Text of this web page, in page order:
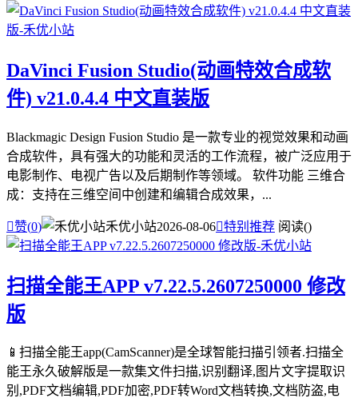
DaVinci Fusion Studio(动画特效合成软
件) v21.0.4.4 中文直装版
Blackmagic Design Fusion Studio 是一款专业的视觉效果和动画
合成软件，具有强大的功能和灵活的工作流程，被广泛应用于
电影制作、电视广告以及后期制作等领域。 软件功能 三维合
成：支持在三维空间中创建和编辑合成效果，...
赞(0) 禾优小站2026-08-06特别推荐 阅读()
扫描全能王APP v7.22.5.2607250000 修改
版
📱扫描全能王app(CamScanner)是全球智能扫描引领者.扫描全
能王永久破解版是一款集文件扫描,识别翻译,图片文字提取识
别,PDF文档编辑,PDF加密,PDF转Word文档转换,文档防盗,电